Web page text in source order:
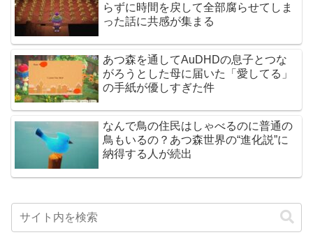
らずに時間を戻して全部腐らせてしま
った話に共感が集まる
あつ森を通してAuDHDの息子とつな
がろうとした母に届いた「愛してる」
の手紙が優しすぎた件
なんで鳥の住民はしゃべるのに普通の
鳥もいるの？あつ森世界の“進化説”に
納得する人が続出